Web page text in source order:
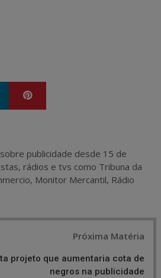
LinkedIn
publicidade desde 15 de
rádios e tvs como Tribuna da
Monitor Mercantil, Rádio
Próxima Matéria
projeto que aumentaria cota de
negros na publicidade